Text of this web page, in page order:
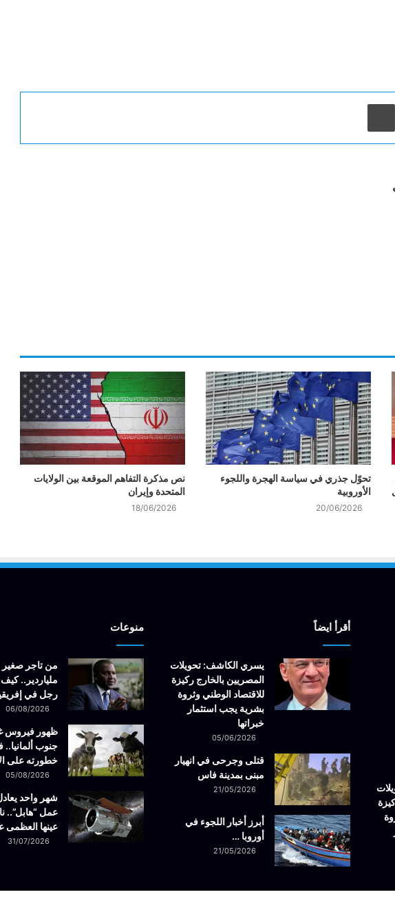
لينكدإن
تحوّل جذري في سياسة الهجرة واللجوء
الأوروبية
20/06/2026
نص مذكرة التفاهم الموقعة بين الولايات
المتحدة وإيران
18/06/2026
أقرأ ايضاً
يسري الكاشف: تحويلات
المصريين بالخارج ركيزة
للاقتصاد الوطني وثروة
بشرية يجب استثمار
خبراتها
05/06/2026
قتلى وجرحى في انهيار
مبنى بمدينة فاس
21/05/2026
أبرز أخبار اللجوء في
أوروبا …
21/05/2026
منوعات
من تاجر صغير
ملياردير..
رجل في
06/08/2026
ظهور فيروس
جنوب ألمانيا..
خطورته على
05/08/2026
شهر واحد
عمل “هابل”..
عينها العظمى
31/07/2026